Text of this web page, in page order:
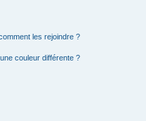
les rejoindre ?
couleur différente ?